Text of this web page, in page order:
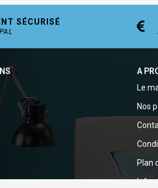
SÉCURISÉ
A
Le
Nos
Plan
Infos